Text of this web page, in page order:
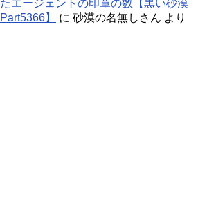
たエージェントの印章の数【黒い砂漠
Part5366】
に 砂漠の名無しさん より